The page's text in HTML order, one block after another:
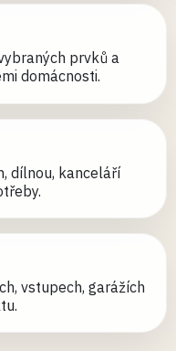
prvků a
domácnosti.
dílnou, kanceláří
vstupech, garážích